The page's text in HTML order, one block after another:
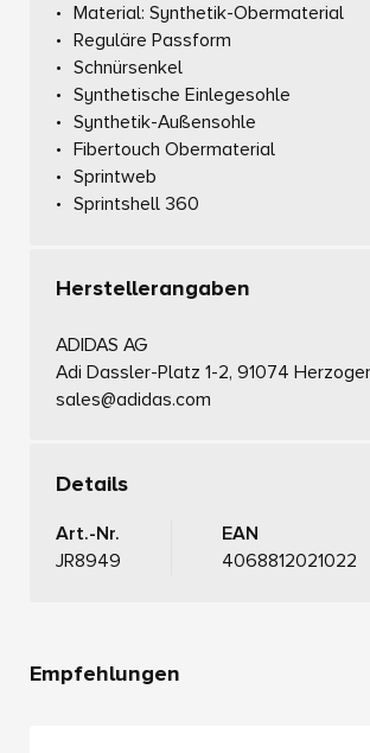
Material: Synthetik-Obermaterial
Reguläre Passform
Schnürsenkel
Synthetische Einlegesohle
Synthetik-Außensohle
Fibertouch Obermaterial
Sprintweb
Sprintshell 360
Herstellerangaben
ADIDAS AG
Adi Dassler-Platz 1-2, 91074
sales@adidas.com
Details
Art.-Nr.
JR8949
EAN
4068812021022
Empfehlungen